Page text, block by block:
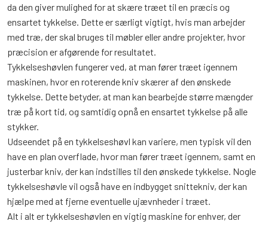
da den giver mulighed for at skære træet til en præcis og
ensartet tykkelse. Dette er særligt vigtigt, hvis man arbejder
med træ, der skal bruges til møbler eller andre projekter, hvor
præcision er afgørende for resultatet.
Tykkelseshøvlen fungerer ved, at man fører træet igennem
maskinen, hvor en roterende kniv skærer af den ønskede
tykkelse. Dette betyder, at man kan bearbejde større mængder
træ på kort tid, og samtidig opnå en ensartet tykkelse på alle
stykker.
Udseendet på en tykkelseshøvl kan variere, men typisk vil den
have en plan overflade, hvor man fører træet igennem, samt en
justerbar kniv, der kan indstilles til den ønskede tykkelse. Nogle
tykkelseshøvle vil også have en indbygget snittekniv, der kan
hjælpe med at fjerne eventuelle ujævnheder i træet.
Alt i alt er tykkelseshøvlen en vigtig maskine for enhver, der